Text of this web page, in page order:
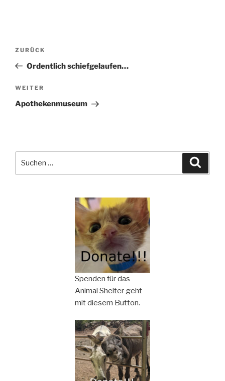
Beitragsnavigation
Vorheriger
Beitrag
ZURÜCK
Ordentlich schiefgelaufen…
Nächster
Beitrag
WEITER
Apothekenmuseum
Spenden für das
Animal Shelter geht
mit diesem Button.